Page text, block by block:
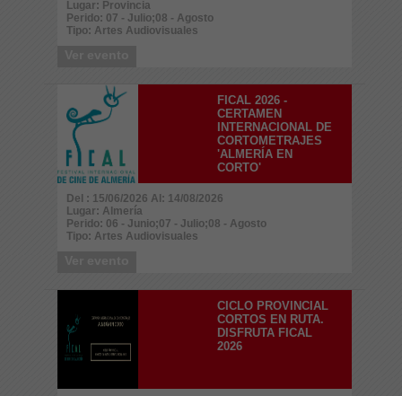
Lugar: Provincia
Perido: 07 - Julio;08 - Agosto
Tipo: Artes Audiovisuales
FICAL 2026 -
CERTAMEN
INTERNACIONAL DE
CORTOMETRAJES
'ALMERÍA EN
CORTO'
Del : 15/06/2026 Al: 14/08/2026
Lugar: Almería
Perido: 06 - Junio;07 - Julio;08 - Agosto
Tipo: Artes Audiovisuales
CICLO PROVINCIAL
CORTOS EN RUTA.
DISFRUTA FICAL
2026